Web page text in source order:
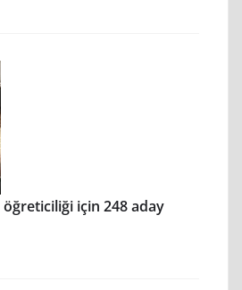
öğreticiliği için 248 aday